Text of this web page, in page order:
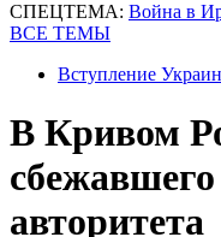
СПЕЦТЕМА: Война в
ВСЕ ТЕМЫ
Вступление
В Кривом
авторитета